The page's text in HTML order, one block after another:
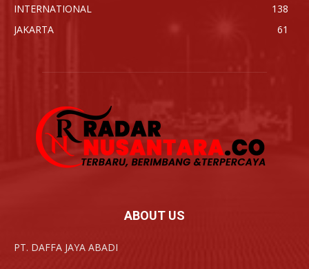
INTERNATIONAL
138
JAKARTA
61
ABOUT US
PT. DAFFA JAYA ABADI